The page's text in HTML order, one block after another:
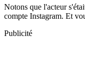
Notons que l'acteur
compte Instagram. Et
Publicité